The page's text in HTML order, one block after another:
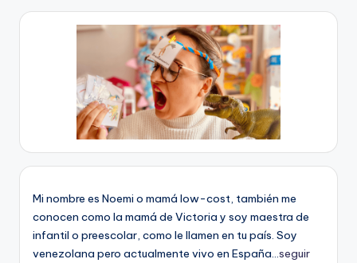
Mi nombre es Noemi o mamá low-cost, también me
conocen como la mamá de Victoria y soy maestra de
infantil o preescolar, como le llamen en tu país. Soy
venezolana pero actualmente vivo en España...seguir